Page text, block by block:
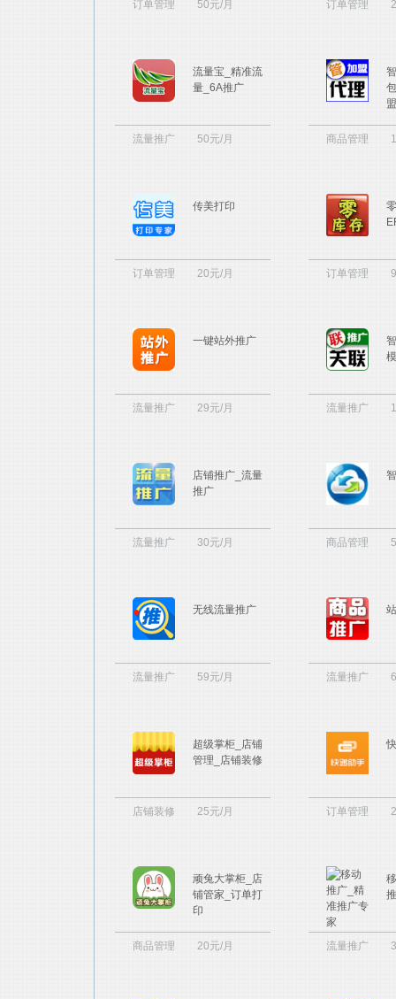
订单管理 50元/月 订单管理
流量宝_精准流
量_6A推广
流量推广 50元/月
盟
商品管理
传美打印
订单管理 20元/月 订单管理
一键站外推广
流量推广 29元/月 流量推广
店铺推广_流量
推广
流量推广 30元/月 商品管理
无线流量推广
流量推广 59元/月 流量推广
超级掌柜_店铺
管理_店铺装修
店铺装修 25元/月 订单管理
顽兔大掌柜_店
铺管家_订单打
印
商品管理 20元/月 流量推广